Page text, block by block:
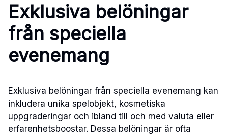
Exklusiva belöningar
från speciella
evenemang
Exklusiva belöningar från speciella evenemang kan
inkludera unika spelobjekt, kosmetiska
uppgraderingar och ibland till och med valuta eller
erfarenhetsboostar. Dessa belöningar är ofta